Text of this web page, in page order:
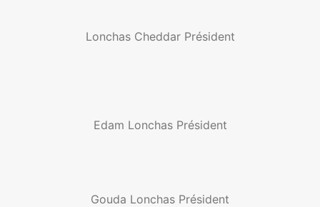
Lonchas Cheddar Président
Edam Lonchas Président
Gouda Lonchas Président